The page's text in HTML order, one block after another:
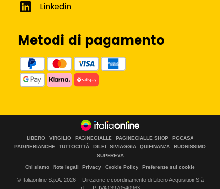
Metodi di pagamento
LIBERO VIRGILIO PAGINEGIALLE PAGINEGIALLE SHOP
PGCASA
PAGINEBIANCHE
TUTTOCITTÀ DILEI SIVIAGGIA QUIFINANZA
BUONISSIMO
SUPEREVA
Chi siamo Note legali Privacy Cookie Policy Preferenze sui cookie
© Italiaonline S.p.A. 2026
Direzione e coordinamento di Libero Acquisition S.à
r.l.
P. IVA 03970540963